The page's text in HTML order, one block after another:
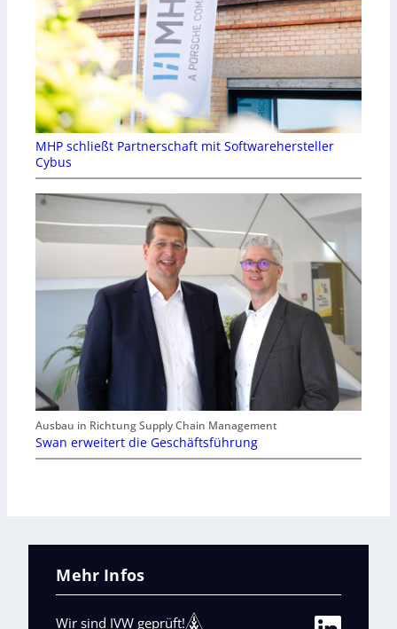
MHP schließt Partnerschaft mit Softwarehersteller
Cybus
Ausbau in Richtung Supply Chain Management
Swan erweitert die Geschäftsführung
Mehr Infos
Wir sind IVW geprüft!